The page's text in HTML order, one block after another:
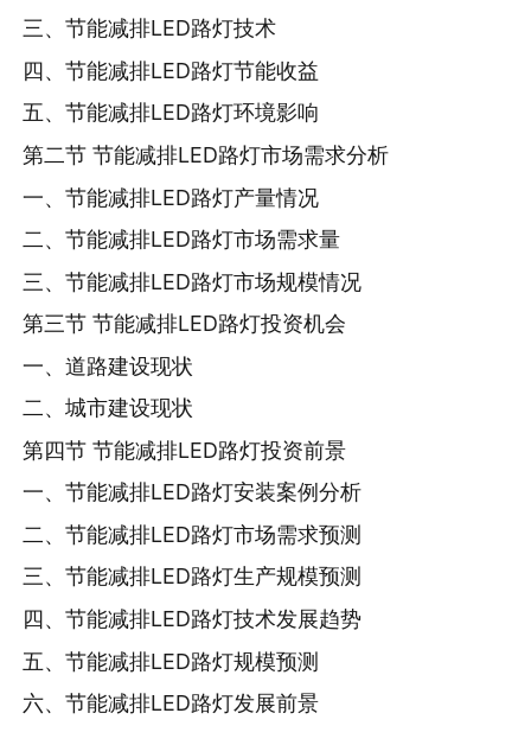
三、节能减排LED路灯技术
四、节能减排LED路灯节能收益
五、节能减排LED路灯环境影响
第二节 节能减排LED路灯市场需求分析
一、节能减排LED路灯产量情况
二、节能减排LED路灯市场需求量
三、节能减排LED路灯市场规模情况
第三节 节能减排LED路灯投资机会
一、道路建设现状
二、城市建设现状
第四节 节能减排LED路灯投资前景
一、节能减排LED路灯安装案例分析
二、节能减排LED路灯市场需求预测
三、节能减排LED路灯生产规模预测
四、节能减排LED路灯技术发展趋势
五、节能减排LED路灯规模预测
六、节能减排LED路灯发展前景